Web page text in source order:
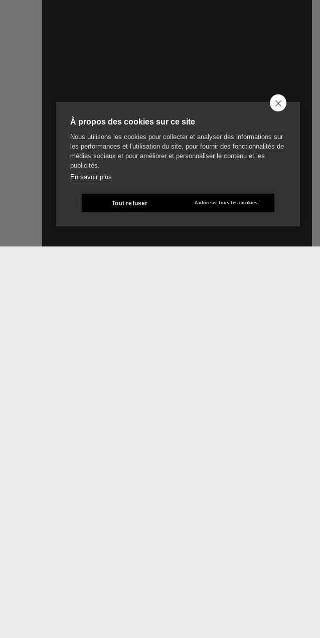
À propos des cookies sur ce site
Nous utilisons les cookies pour collecter et analyser des informations sur
les performances et l'utilisation du site, pour fournir des fonctionnalités de
médias sociaux et pour améliorer et personnaliser le contenu et les
publicités.
En savoir plus
Tout refuser Autoriser tous les cookies